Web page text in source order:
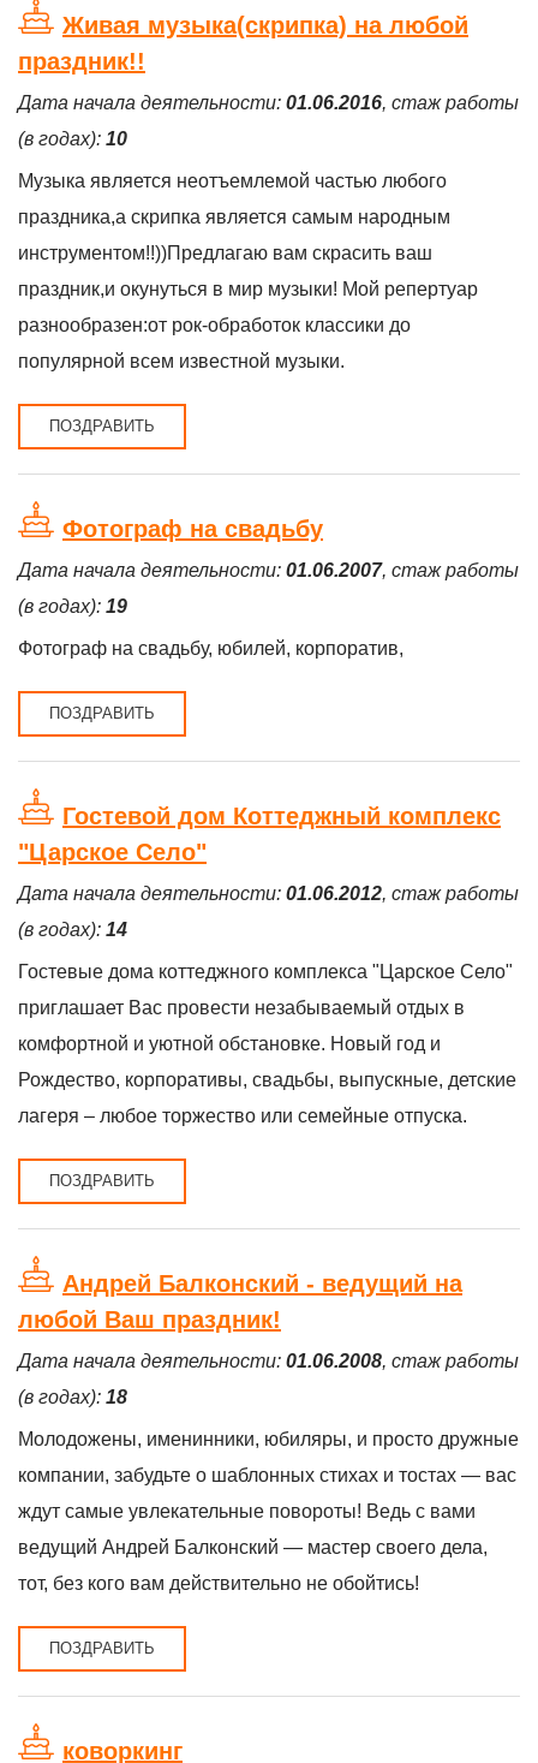
Живая музыка(скрипка) на любой
праздник!!
Дата начала деятельности: 01.06.2016, стаж работы
(в годах): 10
Музыка является неотъемлемой частью любого
праздника,а скрипка является самым народным
инструментом!!))Предлагаю вам скрасить ваш
праздник,и окунуться в мир музыки! Мой репертуар
разнообразен:от рок-обработок классики до
популярной всем известной музыки.
ПОЗДРАВИТЬ
Фотограф на свадьбу
Дата начала деятельности: 01.06.2007, стаж работы
(в годах): 19
Фотограф на свадьбу, юбилей, корпоратив,
ПОЗДРАВИТЬ
Гостевой дом Коттеджный комплекс
"Царское Село"
Дата начала деятельности: 01.06.2012, стаж работы
(в годах): 14
Гостевые дома коттеджного комплекса "Царское Село"
приглашает Вас провести незабываемый отдых в
комфортной и уютной обстановке. Новый год и
Рождество, корпоративы, свадьбы, выпускные, детские
лагеря – любое торжество или семейные отпуска.
ПОЗДРАВИТЬ
Андрей Балконский - ведущий на
любой Ваш праздник!
Дата начала деятельности: 01.06.2008, стаж работы
(в годах): 18
Молодожены, именинники, юбиляры, и просто дружные
компании, забудьте о шаблонных стихах и тостах — вас
ждут самые увлекательные повороты! Ведь с вами
ведущий Андрей Балконский — мастер своего дела,
тот, без кого вам действительно не обойтись!
ПОЗДРАВИТЬ
коворкинг